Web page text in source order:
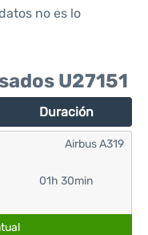
no es lo
U27151
Duración
01h 30min
Airbus A319